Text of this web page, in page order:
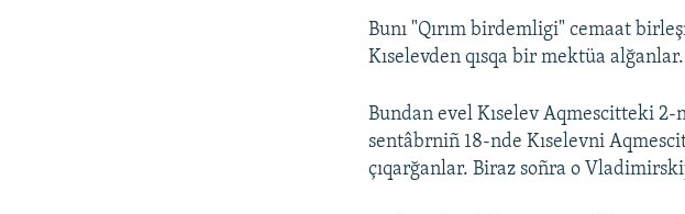
Bunı "Qırım birdemligi" cemaat
Kıselevden qısqa bir mektüa
Bundan evel Kıselev Aqmescitteki
sentâbrniñ 18-nde Kıselevni
çıqarğanlar. Biraz soñra o